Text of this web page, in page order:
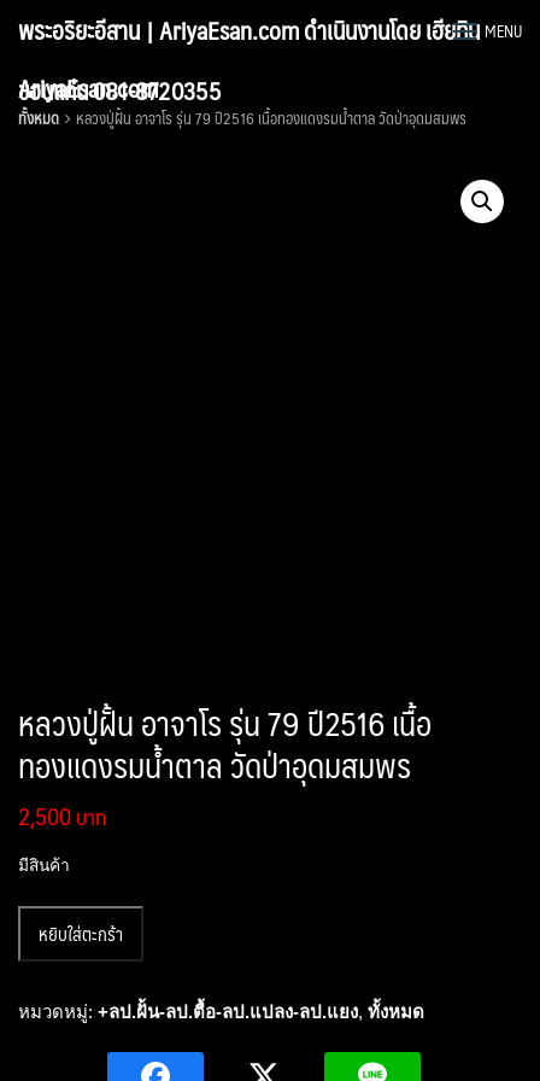
พระอริยะอีสาน | AriyaEsan.com ดำเนินงานโดย เฮียทิน
ขอนแก่น 081-8720355
MENU
AriyaEsan.com
ทั้งหมด หลวงปู่ฝั้น อาจาโร รุ่น 79 ปี2516 เนื้อทองแดงรมน้ำตาล วัดป่าอุดมสมพร
หลวงปู่ฝั้น อาจาโร รุ่น 79 ปี2516 เนื้อ
ทองแดงรมน้ำตาล วัดป่าอุดมสมพร
2,500
มีสินค้า
ปู่
หยิบใส่ตะกร้า
หมวดหมู่: +ลป.ฝั้น-ลป.ตื้อ-ลป.แปลง-ลป.แยง, ทั้งหมด